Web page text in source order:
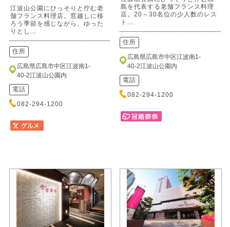
江波山公園にひっそりと佇む老
舗フランス料理店。窓越しに移
ろう季節を感じながら、ゆった
りとし...
住所
広島県広島市中区江波南1-
40-2江波山公園内
電話
082-294-1200
島を代表する老舗フランス料理
店。20～30名位の少人数のレス
ト...
住所
広島県広島市中区江波南1-
40-2江波山公園内
電話
082-294-1200